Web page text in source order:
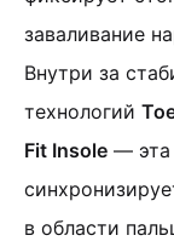
заваливание
Внутри за
технологий
Fit Insole — эта
в области